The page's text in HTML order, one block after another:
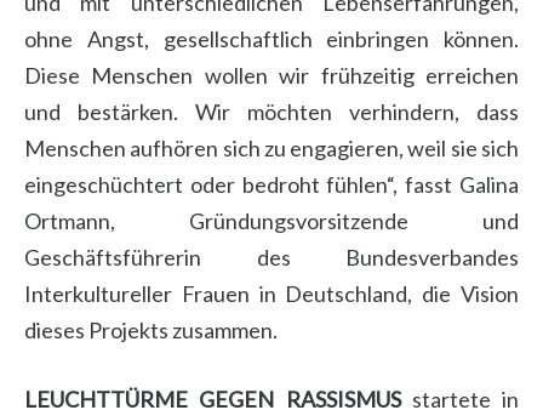
ohne Angst, gesellschaftlich einbringen können.
Diese Menschen wollen wir frühzeitig erreichen
und bestärken. Wir möchten verhindern, dass
Menschen aufhören sich zu engagieren, weil sie sich
eingeschüchtert oder bedroht fühlen“, fasst Galina
Ortmann, Gründungsvorsitzende und
Geschäftsführerin des Bundesverbandes
Interkultureller Frauen in Deutschland, die Vision
dieses Projekts zusammen.
LEUCHTTÜRME GEGEN RASSISMUSstartete in